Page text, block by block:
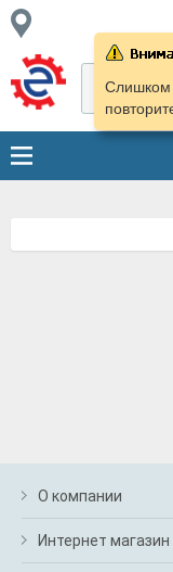
Слишком
О компании
Интернет магазин